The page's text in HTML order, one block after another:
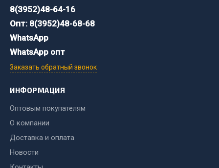
Весь раздел
Кольца уплотнительные
Паронит
Патрубки
Прокладки
Рукава высокого давления
8(3952)48-64-16
Опт: 8(3952)48-68-68
WhatsApp
WhatsApp опт
Заказать обратный звонок
ИНФОРМАЦИЯ
Оптовым покупателям
О компании
Доставка и оплата
Новости